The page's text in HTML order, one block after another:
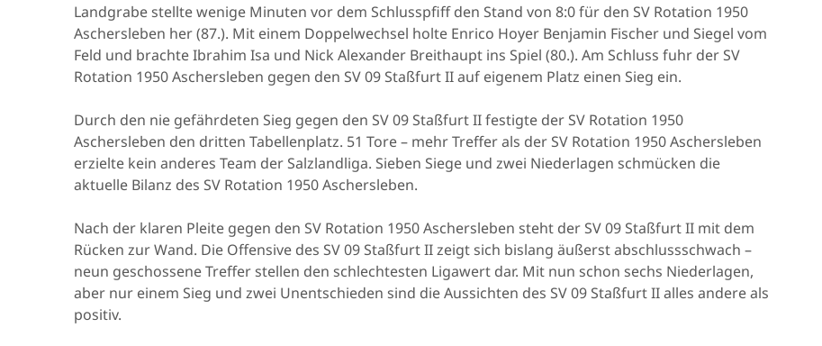
Landgrabe stellte wenige Minuten vor dem Schlusspfiff den Stand von 8:0 für den SV Rotation 1950
Aschersleben her (87.). Mit einem Doppelwechsel holte Enrico Hoyer Benjamin Fischer und Siegel vom
Feld und brachte Ibrahim Isa und Nick Alexander Breithaupt ins Spiel (80.). Am Schluss fuhr der SV
Rotation 1950 Aschersleben gegen den SV 09 Staßfurt II auf eigenem Platz einen Sieg ein.
Durch den nie gefährdeten Sieg gegen den SV 09 Staßfurt II festigte der SV Rotation 1950
Aschersleben den dritten Tabellenplatz. 51 Tore – mehr Treffer als der SV Rotation 1950 Aschersleben
erzielte kein anderes Team der Salzlandliga. Sieben Siege und zwei Niederlagen schmücken die
aktuelle Bilanz des SV Rotation 1950 Aschersleben.
Nach der klaren Pleite gegen den SV Rotation 1950 Aschersleben steht der SV 09 Staßfurt II mit dem
Rücken zur Wand. Die Offensive des SV 09 Staßfurt II zeigt sich bislang äußerst abschlussschwach –
neun geschossene Treffer stellen den schlechtesten Ligawert dar. Mit nun schon sechs Niederlagen,
aber nur einem Sieg und zwei Unentschieden sind die Aussichten des SV 09 Staßfurt II alles andere als
positiv.